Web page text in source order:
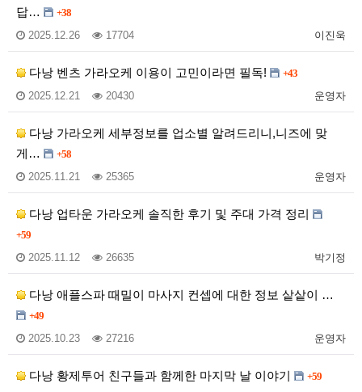
답…
+38
이진욱
2025.12.26 17704
다낭 벤츠 가라오케 이용이 고민이라면 필독! +43
운영자
2025.12.21 20430
다낭 가라오케 세부정보를 업소별 알려드리니,니즈에 맞
게…
+58
운영자
2025.11.21 25365
다낭 업타운 가라오케 솔직한 후기 및 주대 가격 정리
+59
박기정
2025.11.12 26635
다낭 애플스파 때밀이 마사지 컨셉에 대한 정보 샅샅이 …
+49
운영자
2025.10.23 27216
다낭 황제투어 친구들과 함께한 마지막 날 이야기 +59